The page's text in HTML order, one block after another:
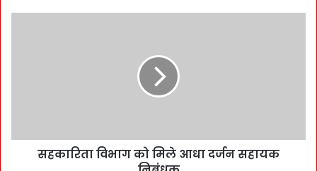
सहकारिता विभाग को मिले आधा दर्जन सहायक